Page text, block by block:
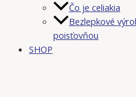
Čo je celiakia
Bezlepkové
poisťovňou
SHOP